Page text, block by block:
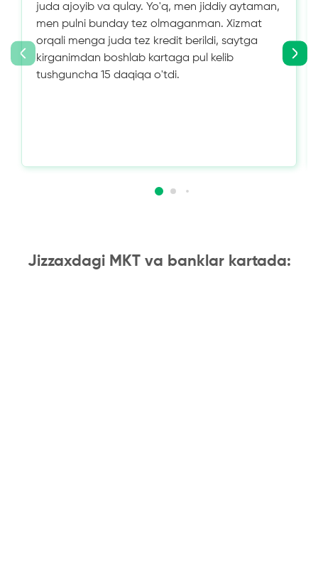
juda ajoyib va ​​qulay. Yo'q, men jiddiy aytaman,
men pulni bunday tez olmaganman. Xizmat
orqali menga juda tez kredit berildi, saytga
kirganimdan boshlab kartaga pul kelib
tushguncha 15 daqiqa o'tdi.
Jizzaxdagi MKT va banklar kartada: